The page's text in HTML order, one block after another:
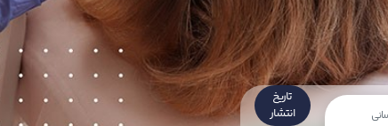
تاریخ
انتشار